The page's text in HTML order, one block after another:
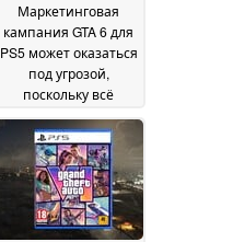
Маркетинговая
кампания GTA 6 для
PS5 может оказаться
под угрозой,
поскольку всё
больше
разработчиков
жалуются на
негативную
реакцию со стороны
PlayStation17 July 2026